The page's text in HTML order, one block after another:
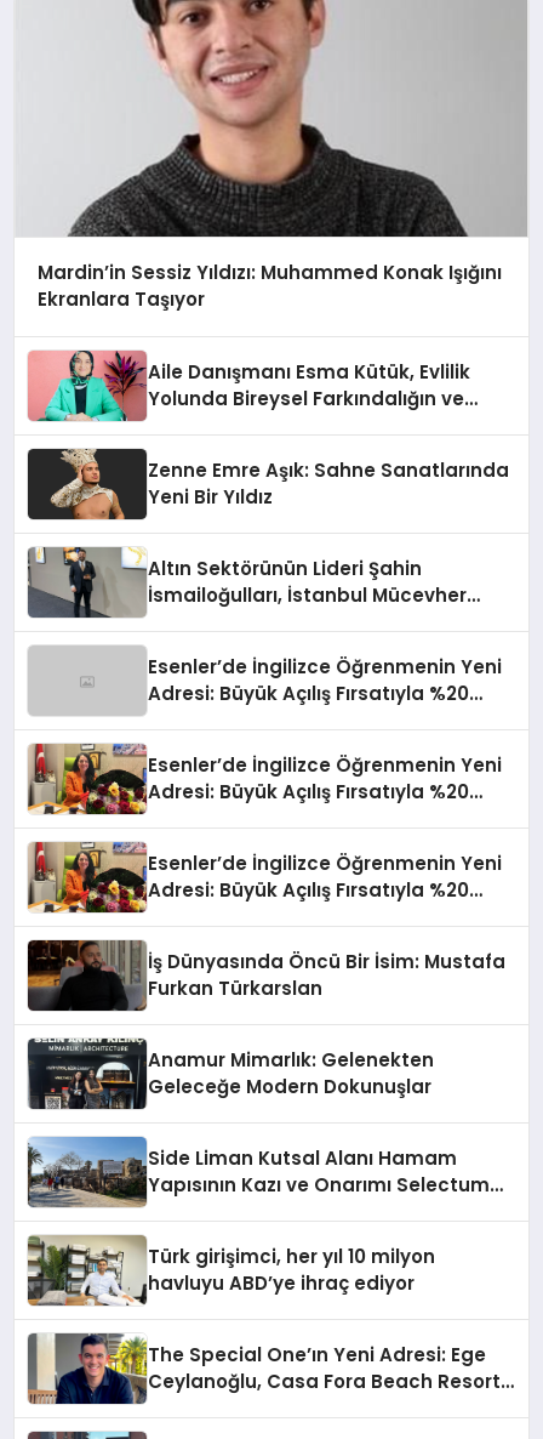
Mardin’in Sessiz Yıldızı: Muhammed Konak Işığını
Ekranlara Taşıyor
Aile Danışmanı Esma Kütük, Evlilik
Yolunda Bireysel Farkındalığın ve
Zenne Emre Aşık: Sahne Sanatlarında
Yeni Bir Yıldız
Altın Sektörünün Lideri Şahin
İsmailoğulları, İstanbul Mücevher
Esenler’de İngilizce Öğrenmenin Yeni
Adresi: Büyük Açılış Fırsatıyla %20
Esenler’de İngilizce Öğrenmenin Yeni
Adresi: Büyük Açılış Fırsatıyla %20
Esenler’de İngilizce Öğrenmenin Yeni
Adresi: Büyük Açılış Fırsatıyla %20
İş Dünyasında Öncü Bir İsim: Mustafa
Furkan Türkarslan
Anamur Mimarlık: Gelenekten
Geleceğe Modern Dokunuşlar
Side Liman Kutsal Alanı Hamam
Yapısının Kazı ve Onarımı Selectum
Türk girişimci, her yıl 10 milyon
havluyu ABD’ye ihraç ediyor
The Special One’ın Yeni Adresi: Ege
Ceylanoğlu, Casa Fora Beach Resort